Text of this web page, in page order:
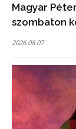
Magyar
szombaton
2026.08.07